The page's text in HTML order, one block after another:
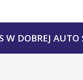
W DOBREJ AUTO